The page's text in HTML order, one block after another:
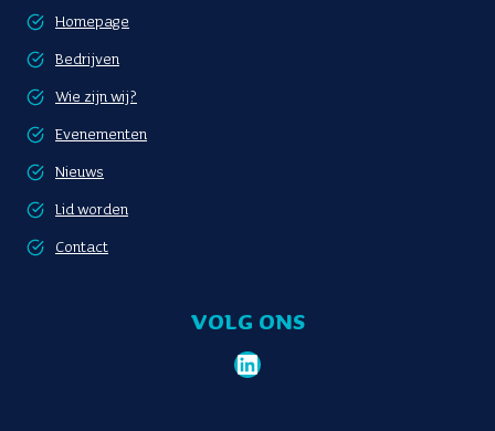
Homepage
Bedrijven
Wie zijn wij?
Evenementen
Nieuws
Lid worden
Contact
VOLG ONS
LinkedIn